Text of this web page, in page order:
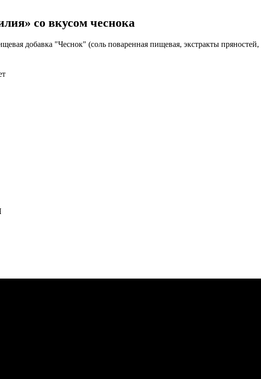
со вкусом чеснока
добавка "Чеснок" (соль поваренная пищевая, экстракты